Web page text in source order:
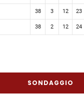
38 3 12 23
38 2 12 24
SONDAGGIO